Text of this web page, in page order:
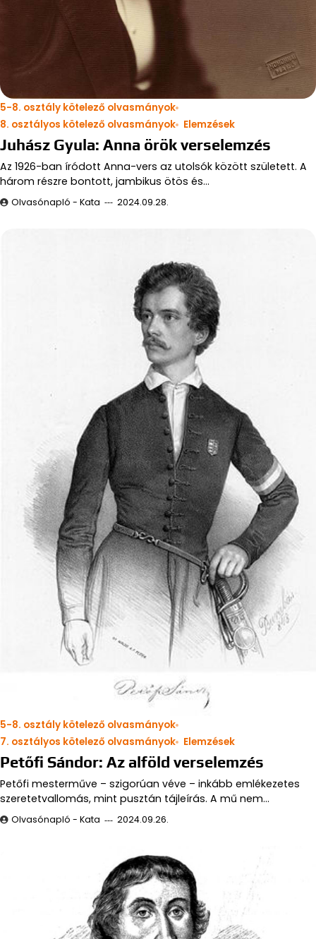
5-8. osztály kötelező olvasmányok
8. osztályos kötelező olvasmányok
Elemzések
Juhász Gyula: Anna örök verselemzés
Az 1926-ban íródott Anna-vers az utolsók között született. A
három részre bontott, jambikus ötös és…
Olvasónapló - Kata 2024.09.28.
5-8. osztály kötelező olvasmányok
7. osztályos kötelező olvasmányok
Elemzések
Petőfi Sándor: Az alföld verselemzés
Petőfi mesterműve – szigorúan véve – inkább emlékezetes
szeretetvallomás, mint pusztán tájleírás. A mű nem…
Olvasónapló - Kata 2024.09.26.